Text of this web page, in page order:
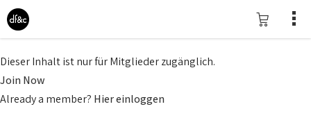
Dieser Inhalt ist nur für Mitglieder zugänglich.
Join Now
Already a member? Hier einloggen